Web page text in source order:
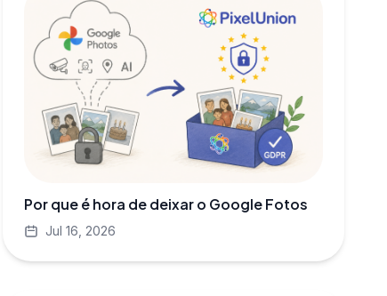
Por que é hora de deixar o Google Fotos
Jul 16, 2026